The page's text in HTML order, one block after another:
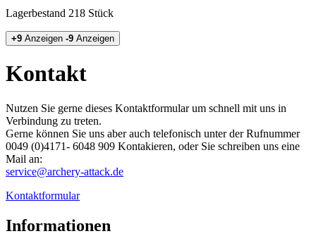
Lagerbestand 218 Stück
+9 Anzeigen -9 Anzeigen
Kontakt
Nutzen Sie gerne dieses Kontaktformular um schnell mit uns in
Verbindung zu treten.
Gerne können Sie uns aber auch telefonisch unter der Rufnummer
0049 (0)4171- 6048 909​ Kontakieren, oder Sie schreiben uns eine
Mail an:
service@archery-attack.de
Kontaktformular
Informationen